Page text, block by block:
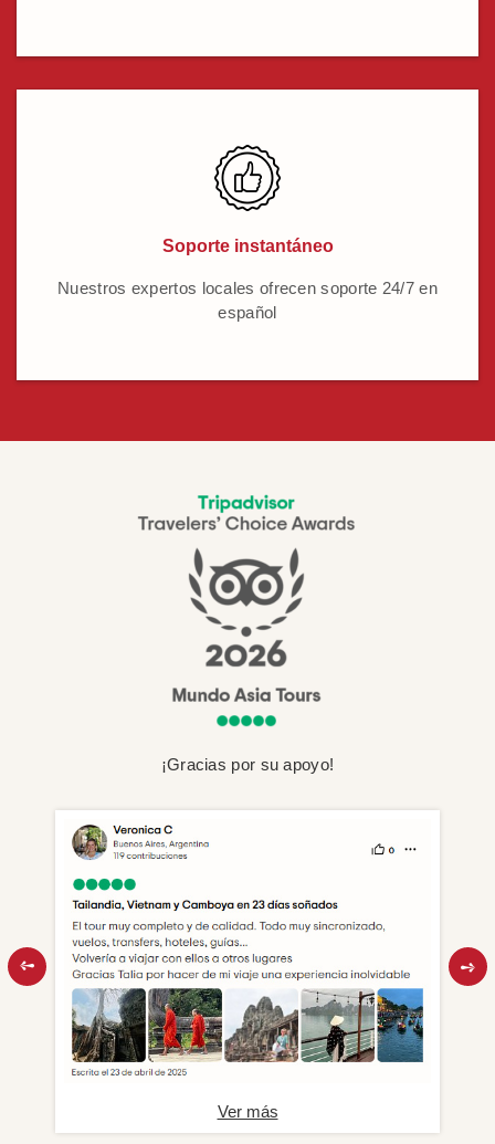
Soporte instantáneo
Nuestros expertos locales ofrecen soporte 24/7 en
español
¡Gracias por su apoyo!
Ver más